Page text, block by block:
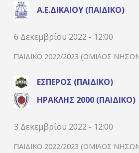
Α.Ε.ΔΙΚΑΊΟΥ (ΠΑΙΔΙΚΌ)
6 Δεκεμβρίου 2022 - 12:00
ΠΑΙΔΙΚΌ 2022/2023 (ΌΜΙΛΟΣ
ΈΣΠΕΡΟΣ (ΠΑΙΔΙΚΌ)
ΗΡΑΚΛΉΣ 2000 (ΠΑΙΔΙΚΌ)
3 Δεκεμβρίου 2022 - 12:00
ΠΑΙΔΙΚΌ 2022/2023 (ΌΜΙΛΟΣ